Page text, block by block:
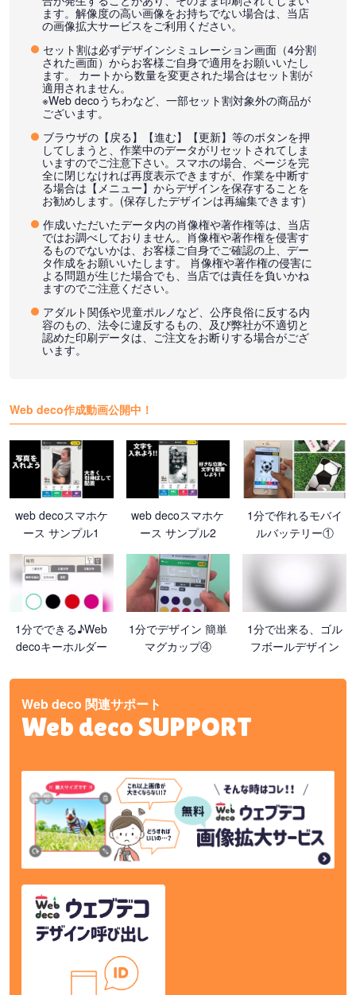
ます。解像度の高い画像をお持ちでない場合は、当店
の画像拡大サービスをご利用ください。
セット割は必ずデザインシミュレーション画面（4分割
された画面）からお客様ご自身で適用をお願いいたし
ます。 カートから数量を変更された場合はセット割が
適用されません。
※Web decoうちわなど、一部セット割対象外の商品が
ございます。
ブラウザの【戻る】【進む】【更新】等のボタンを押
してしまうと、作業中のデータがリセットされてしま
いますのでご注意下さい。スマホの場合、ページを完
全に閉じなければ再度表示できますが、作業を中断す
る場合は【メニュー】からデザインを保存することを
お勧めします。(保存したデザインは再編集できます)
作成いただいたデータ内の肖像権や著作権等は、当店
ではお調べしておりません。肖像権や著作権を侵害す
るものでないかは、お客様ご自身でご確認の上、デー
タ作成をお願いいたします。 肖像権や著作権の侵害に
よる問題が生じた場合でも、当店では責任を負いかね
ますのでご注意ください。
アダルト関係や児童ポルノなど、公序良俗に反する内
容のもの、法令に違反するもの、及び弊社が不適切と
認めた印刷データは、ご注文をお断りする場合がござ
います。
Web deco作成動画公開中！
web decoスマホケ
ース サンプル1
web decoスマホケ
ース サンプル2
1分で作れるモバイ
ルバッテリー①
1分でできる♪Web
decoキーホルダー
1分でデザイン 簡単
マグカップ④
1分で出来る、ゴル
フボールデザイン
Web deco 関連サポート
Web deco SUPPORT